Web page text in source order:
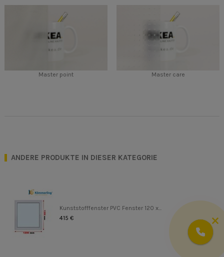
Master point Master care
ANDERE PRODUKTE IN DIESER KATEGORIE
Kunststofffenster PVC Fenster 120 x...
415 €